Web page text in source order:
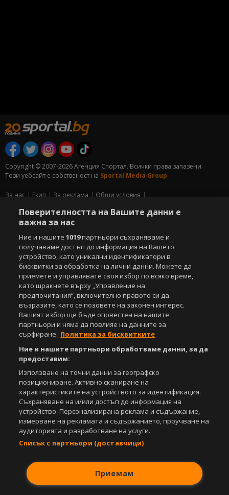
Copyright © 2007-2026 Агенция Спортал. Всички права запазени.
Този уебсайт е собственост на Sportal Media Group
За нас Екип За рекламa
Общи условия
Управление на предпочитания
Съдържанието на този уеб сайт и технологиите, използвани в него, са
под закрила на Закона за авторското право и сродните му права.
Всички статии, репортажи, интервюта и други текстови, графични и
видео материали, публикувани в сайта, са собственост на Агенция
Спортал, освен ако изрично е посочено друго. Допуска се
публикуване на текстови материали само след писмено съгласие на
Агенция Спортал, посочване на източника и добавяне на линк към
www.sportal.bg. Използването на графични и видео материали,
публикувани в сайта, е строго забранено. Нарушителите ще бъдат
санкционирани с цялата строгост на закона.
БЕЗПЛАТНОТОприложение за:
Android
Powered by:
Поверителността на Вашите данни е
важна за нас
Ние и нашите1019партньори съхраняваме и
получаваме достъп до информация на Вашето
устройство, като уникални идентификатори в
бисквитки за обработка на лични данни. Можете да
приемете и управлявате своя избор по всяко време,
като щракнете върху „Управление на
предпочитания“, включително правото си да
възразите, като се позовете на законен интерес.
Вашият избор ще бъде оповестен на нашите
партньори и няма да повлияе на данните за
сърфиране. Политика за бисквитките
Ние и нашите партньори обработваме данни, за да
предоставим:
Използване на точни данни за географско
позициониране. Активно сканиране на
характеристиките на устройството за идентификация.
Съхраняване на и/или достъп до информация на
устройство. Персонализирана реклама и съдържание,
измерване на рекламата и съдържанието, проучване на
аудиторията и разработване на услуги.
Списък с партньори (доставчици)
Приемам